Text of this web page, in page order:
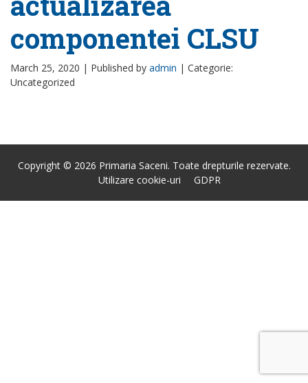
componentei CLSU
March 25, 2020 | Published by admin | Categorie:
Uncategorized
Copyright © 2026 Primaria Saceni. Toate drepturile rezervate.
Utilizare cookie-uri
GDPR